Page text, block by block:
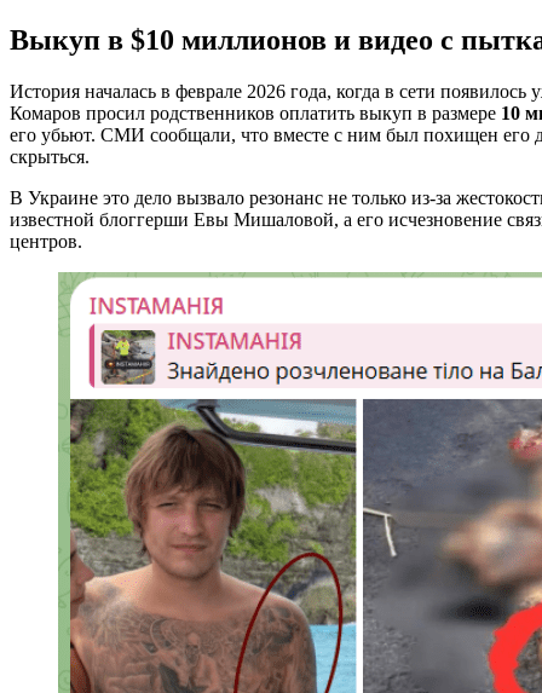
Выкуп в $10 миллионов и видео с
История началась в феврале 2026 года, когда в сети
Комаров просил родственников оплатить выкуп в размере 10
его убьют. СМИ сообщали, что вместе с ним был похищен его
скрыться.
В Украине это дело вызвало резонанс не только из-за
известной блоггерши Евы Мишаловой, а его исчезновение
центров.